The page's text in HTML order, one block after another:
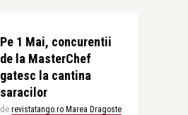
Pe 1 Mai, concurentii
de la MasterChef
gatesc la cantina
saracilor
de revistatango.ro Marea Dragoste